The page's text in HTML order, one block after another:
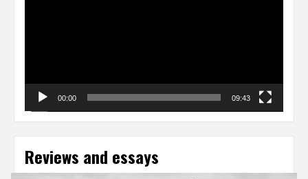
00:00 09:43
Reviews and essays